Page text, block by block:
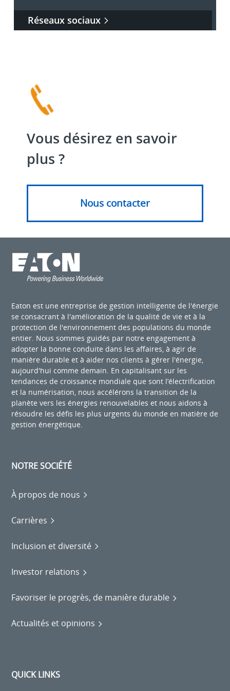
Réseaux sociaux
Vous désirez en savoir
plus ?
Nous contacter
Eaton est une entreprise de gestion intelligente de l'énergie
se consacrant à l'amélioration de la qualité de vie et à la
protection de l'environnement des populations du monde
entier. Nous sommes guidés par notre engagement à
adopter la bonne conduite dans les affaires, à agir de
manière durable et à aider nos clients à gérer l'énergie,
aujourd'hui comme demain. En capitalisant sur les
tendances de croissance mondiale que sont l’électrification
et la numérisation, nous accélérons la transition de la
planète vers les énergies renouvelables et nous aidons à
résoudre les défis les plus urgents du monde en matière de
gestion énergétique.
NOTRE SOCIÉTÉ
À propos de nous
Carrières
Inclusion et diversité
Investor relations
Favoriser le progrès, de manière durable
Actualités et opinions
QUICK LINKS